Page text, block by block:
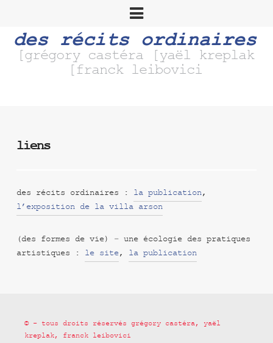
des récits ordinaires
[grégory castéra [yaël kreplak
[franck leibovici
liens
des récits ordinaires : la publication,
l’exposition de la villa arson
(des formes de vie) – une écologie des pratiques
artistiques : le site, la publication
© - tous droits réservés grégory castéra, yaël
kreplak, franck leibovici